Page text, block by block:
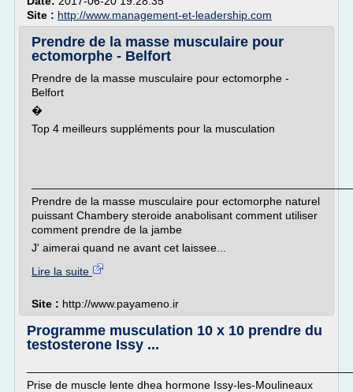
Site : http://www.management-et-leadership.com
Prendre de la masse musculaire pour
ectomorphe - Belfort
Prendre de la masse musculaire pour ectomorphe -
Belfort
�
Top 4 meilleurs suppléments pour la musculation
Prendre de la masse musculaire pour ectomorphe naturel
puissant Chambery steroide anabolisant comment utiliser
comment prendre de la jambe
J' aimerai quand ne avant cet laissee...
Lire la suite
Site : http://www.payameno.ir
Programme musculation 10 x 10 prendre du
testosterone Issy ...
Prise de muscle lente dhea hormone Issy-les-Moulineaux